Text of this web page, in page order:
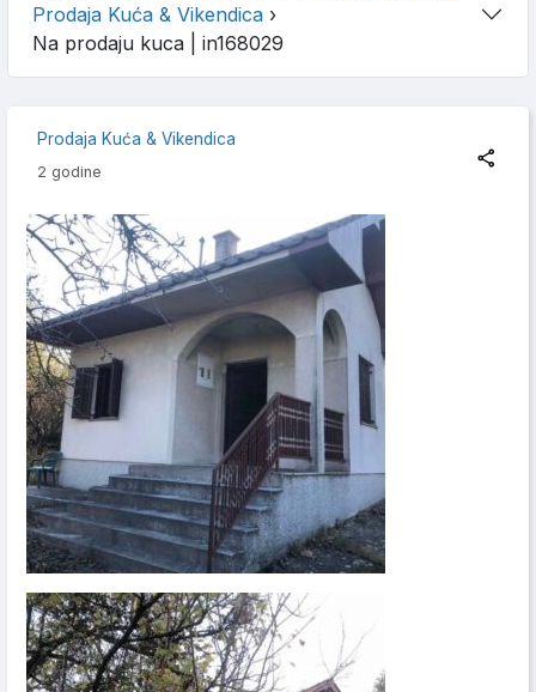
Prodaja Kuća & Vikendica ›
Na prodaju kuca | in168029
Prodaja Kuća & Vikendica
2 godine